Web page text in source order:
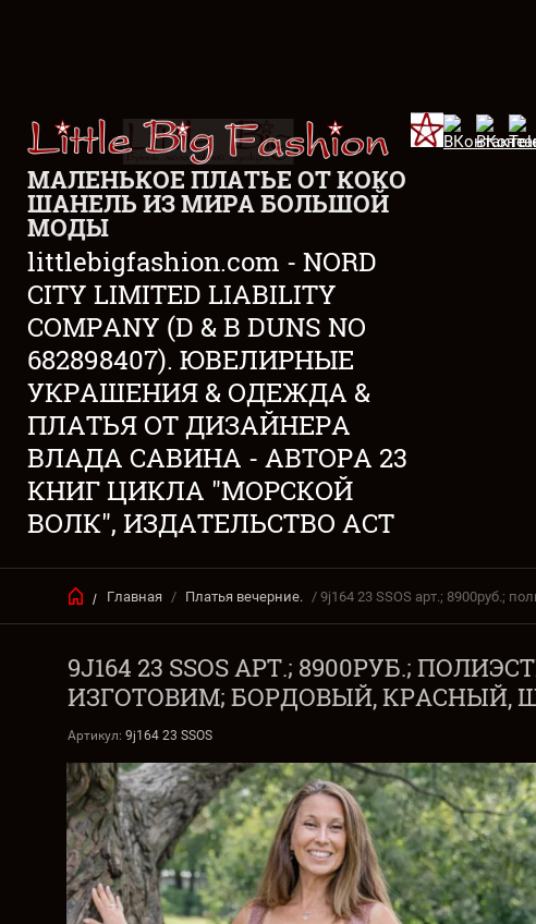
МАЛЕНЬКОЕ ПЛАТЬЕ ОТ КОКО
ШАНЕЛЬ ИЗ МИРА БОЛЬШОЙ
МОДЫ
littlebigfashion.com - NORD
CITY LIMITED LIABILITY
COMPANY (D & B DUNS NO
682898407). ЮВЕЛИРНЫЕ
УКРАШЕНИЯ & ОДЕЖДА &
ПЛАТЬЯ ОТ ДИЗАЙНЕРА
ВЛАДА САВИНА - АВТОРА 23
КНИГ ЦИКЛА "МОРСКОЙ
ВОЛК", ИЗДАТЕЛЬСТВО АСТ
/ Главная / Платья вечерние. / 9j164 23 SSOS арт.; 8900руб.;
9J164 23 SSOS АРТ.; 8900РУБ.;
ИЗГОТОВИМ; БОРДОВЫЙ, КРАСНЫЙ,
Артикул: 9j164 23 SSOS